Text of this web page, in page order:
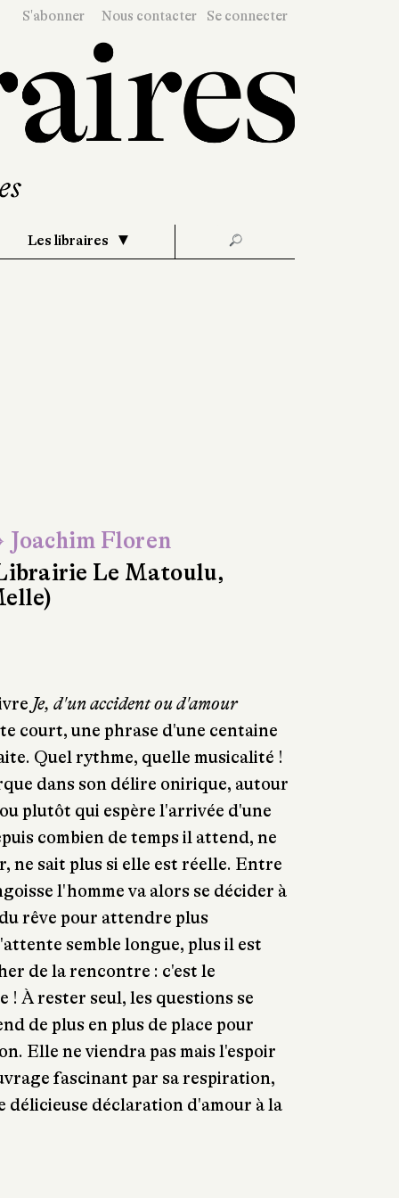
S'abonner Nous contacter Se connecter
Les libraires 🔎
Floren
Le Matoulu,
Je, d'un accident ou d'amour
court, une phrase d'une centaine
Quel rythme, quelle musicalité !
dans son délire onirique, autour
plutôt qui espère l'arrivée d'une
combien de temps il attend, ne
ne sait plus si elle est réelle. Entre
l'homme va alors se décider à
rêve pour attendre plus
semble longue, plus il est
de la rencontre : c'est le
À rester seul, les questions se
de plus en plus de place pour
Elle ne viendra pas mais l'espoir
fascinant par sa respiration,
délicieuse déclaration d'amour à la